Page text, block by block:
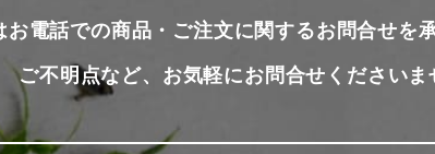
お電話での商品・ご注文に関するお問合せを
ご不明点など、お気軽にお問合せくださいま